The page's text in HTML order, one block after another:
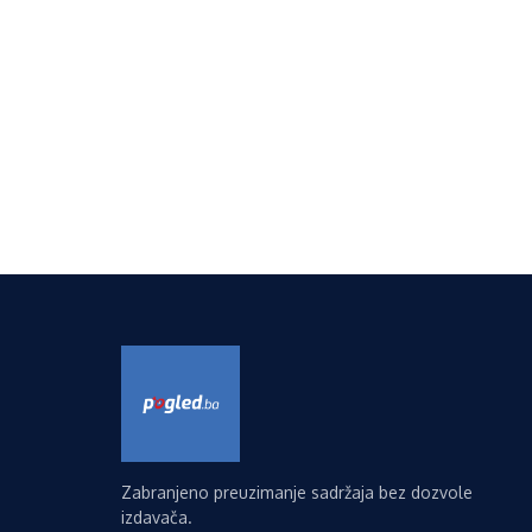
Zabranjeno preuzimanje sadržaja bez dozvole
izdavača.